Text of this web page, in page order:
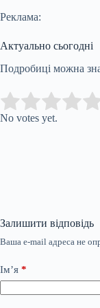
Реклама:
Актуально сьогодні
Подробиці можна
Rate this item:
No votes yet.
Залишити відповідь
Ваша e-mail адреса не
Ім’я *